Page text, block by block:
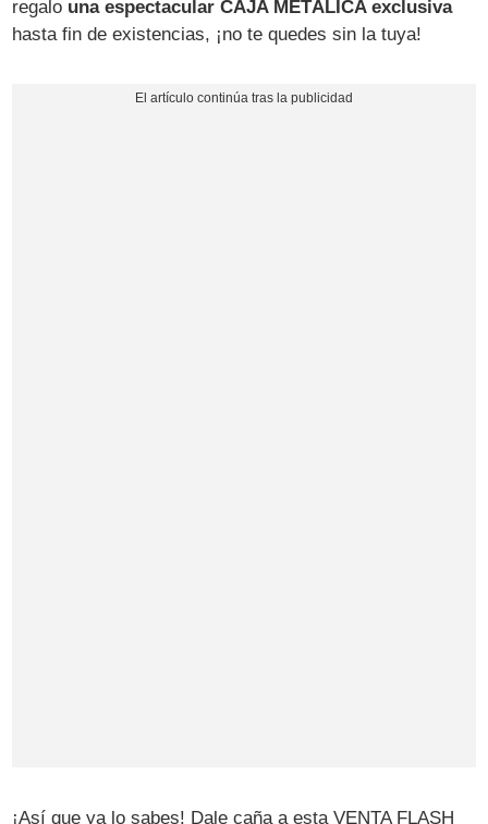
regalo una espectacular CAJA METÁLICA exclusiva
hasta fin de existencias, ¡no te quedes sin la tuya!
¡Así que ya lo sabes! Dale caña a esta VENTA FLASH